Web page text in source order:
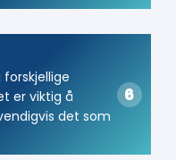
er viktig å
det som